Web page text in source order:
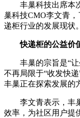
丰巢科技出席本次
巢科技CMO李文青
递柜行业的发展现状。
快递柜的公益价
丰巢的宗旨是“让
不再局限于“收发快
丰巢正在探索发展的
李文青表示，丰巢
效率，为社区用户提